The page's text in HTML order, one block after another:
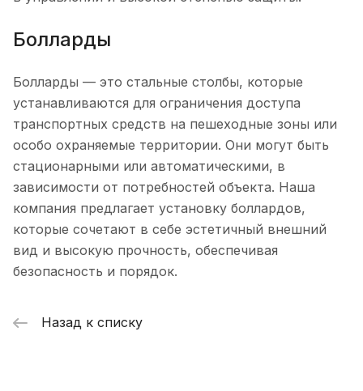
Болларды
Болларды — это стальные столбы, которые
устанавливаются для ограничения доступа
транспортных средств на пешеходные зоны или
особо охраняемые территории. Они могут быть
стационарными или автоматическими, в
зависимости от потребностей объекта. Наша
компания предлагает установку боллардов,
которые сочетают в себе эстетичный внешний
вид и высокую прочность, обеспечивая
безопасность и порядок.
Назад к списку